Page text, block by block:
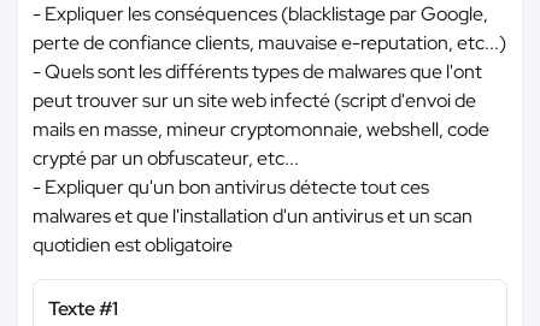
- Expliquer les conséquences (blacklistage par Google,
perte de confiance clients, mauvaise e-reputation, etc...)
- Quels sont les différents types de malwares que l'ont
peut trouver sur un site web infecté (script d'envoi de
mails en masse, mineur cryptomonnaie, webshell, code
crypté par un obfuscateur, etc...
- Expliquer qu'un bon antivirus détecte tout ces
malwares et que l'installation d'un antivirus et un scan
quotidien est obligatoire
Texte #1